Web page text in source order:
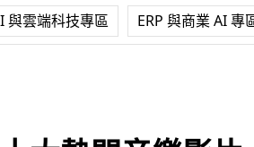
與雲端科技專區 ERP 與商業 AI 專